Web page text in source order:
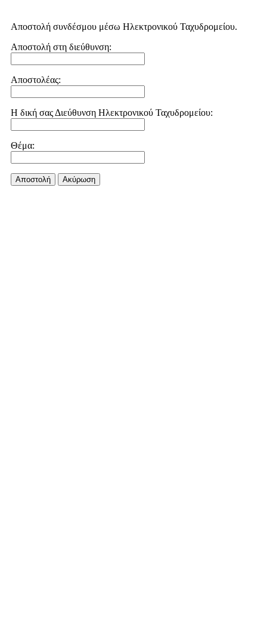
Αποστολή συνδέσμου μέσω Ηλεκτρονικού Ταχυδρομείου.
Αποστολή στη διεύθυνση:
Αποστολέας:
Η δική σας Διεύθυνση Ηλεκτρονικού Ταχυδρομείου:
Θέμα:
Αποστολή Aκύρωση